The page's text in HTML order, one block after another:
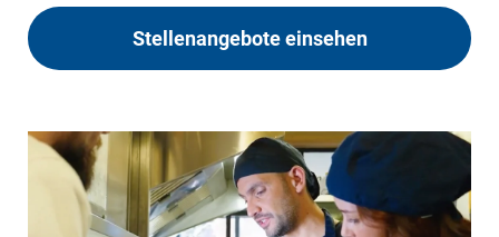
Stellenangebote einsehen